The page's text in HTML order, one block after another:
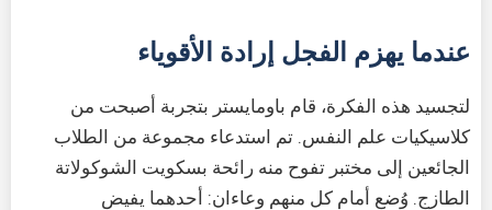
عندما يهزم الفجل إرادة الأقوياء
لتجسيد هذه الفكرة، قام باومايستر بتجربة أصبحت من
كلاسيكيات علم النفس. تم استدعاء مجموعة من الطلاب
الجائعين إلى مختبر تفوح منه رائحة بسكويت الشوكولاتة
الطازج. وُضع أمام كل منهم وعاءان: أحدهما يفيض